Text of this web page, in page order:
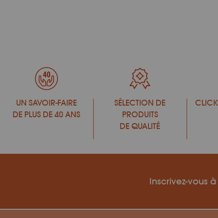
UN SAVOIR-FAIRE
DE PLUS DE 40 ANS
SÉLECTION DE
PRODUITS
DE QUALITÉ
Inscrivez-vous